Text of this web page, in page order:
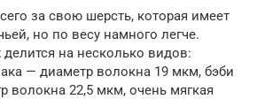
за свою шерсть, которая имеет
но по весу намного легче.
на несколько видов:
— диаметр волокна 19 мкм, бэби
волокна 22,5 мкм, очень мягкая